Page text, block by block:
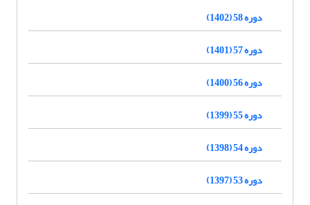
دوره 58 (1402)
دوره 57 (1401)
دوره 56 (1400)
دوره 55 (1399)
دوره 54 (1398)
دوره 53 (1397)